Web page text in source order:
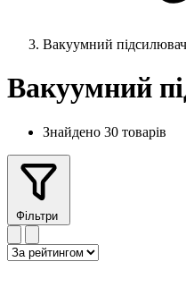
Вакуумний підсилювач
Вакуумний
Знайдено 30 товарів
Фільтри